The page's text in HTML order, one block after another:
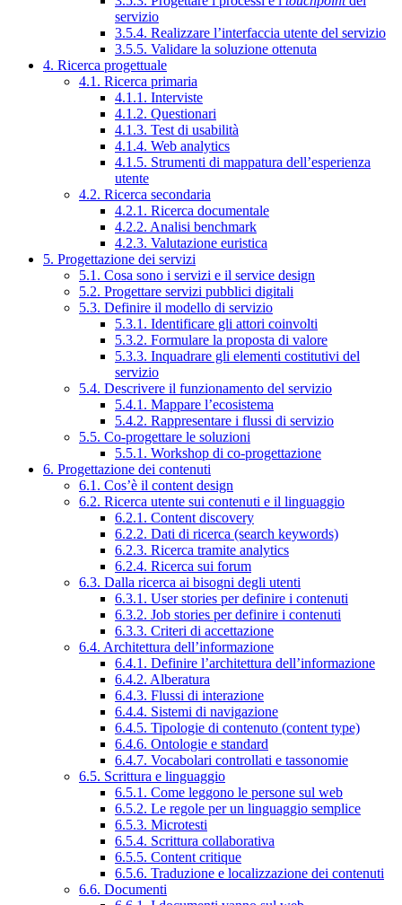
servizio
3.5.4. Realizzare l’interfaccia utente del servizio
3.5.5. Validare la soluzione ottenuta
4. Ricerca progettuale
4.1. Ricerca primaria
4.1.1. Interviste
4.1.2. Questionari
4.1.3. Test di usabilità
4.1.4. Web analytics
4.1.5. Strumenti di mappatura dell’esperienza
utente
4.2. Ricerca secondaria
4.2.1. Ricerca documentale
4.2.2. Analisi benchmark
4.2.3. Valutazione euristica
5. Progettazione dei servizi
5.1. Cosa sono i servizi e il service design
5.2. Progettare servizi pubblici digitali
5.3. Definire il modello di servizio
5.3.1. Identificare gli attori coinvolti
5.3.2. Formulare la proposta di valore
5.3.3. Inquadrare gli elementi costitutivi del
servizio
5.4. Descrivere il funzionamento del servizio
5.4.1. Mappare l’ecosistema
5.4.2. Rappresentare i flussi di servizio
5.5. Co-progettare le soluzioni
5.5.1. Workshop di co-progettazione
6. Progettazione dei contenuti
6.1. Cos’è il content design
6.2. Ricerca utente sui contenuti e il linguaggio
6.2.1. Content discovery
6.2.2. Dati di ricerca (search keywords)
6.2.3. Ricerca tramite analytics
6.2.4. Ricerca sui forum
6.3. Dalla ricerca ai bisogni degli utenti
6.3.1. User stories per definire i contenuti
6.3.2. Job stories per definire i contenuti
6.3.3. Criteri di accettazione
6.4. Architettura dell’informazione
6.4.1. Definire l’architettura dell’informazione
6.4.2. Alberatura
6.4.3. Flussi di interazione
6.4.4. Sistemi di navigazione
6.4.5. Tipologie di contenuto (content type)
6.4.6. Ontologie e standard
6.4.7. Vocabolari controllati e tassonomie
6.5. Scrittura e linguaggio
6.5.1. Come leggono le persone sul web
6.5.2. Le regole per un linguaggio semplice
6.5.3. Microtesti
6.5.4. Scrittura collaborativa
6.5.5. Content critique
6.5.6. Traduzione e localizzazione dei contenuti
6.6. Documenti